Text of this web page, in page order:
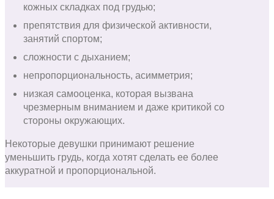
кожных складках под грудью;
препятствия для физической активности,
занятий спортом;
сложности с дыханием;
непропорциональность, асимметрия;
низкая самооценка, которая вызвана
чрезмерным вниманием и даже критикой со
стороны окружающих.
Некоторые девушки принимают решение
уменьшить грудь, когда хотят сделать ее более
аккуратной и пропорциональной.